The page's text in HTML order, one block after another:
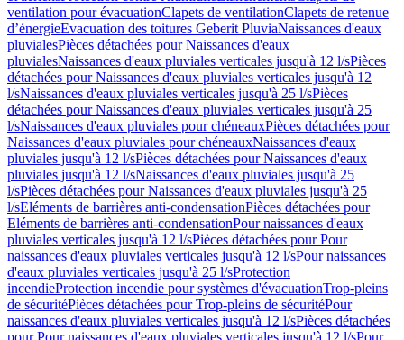
ventilation pour évacuationClapets de ventilationClapets de retenue
d’énergieEvacuation des toitures Geberit PluviaNaissances d'eaux
pluvialesPièces détachées pour Naissances d'eaux
pluvialesNaissances d'eaux pluviales verticales jusqu'à 12 l/sPièces
détachées pour Naissances d'eaux pluviales verticales jusqu'à 12
l/sNaissances d'eaux pluviales verticales jusqu'à 25 l/sPièces
détachées pour Naissances d'eaux pluviales verticales jusqu'à 25
l/sNaissances d'eaux pluviales pour chéneauxPièces détachées pour
Naissances d'eaux pluviales pour chéneauxNaissances d'eaux
pluviales jusqu'à 12 l/sPièces détachées pour Naissances d'eaux
pluviales jusqu'à 12 l/sNaissances d'eaux pluviales jusqu'à 25
l/sPièces détachées pour Naissances d'eaux pluviales jusqu'à 25
l/sEléments de barrières anti-condensationPièces détachées pour
Eléments de barrières anti-condensationPour naissances d'eaux
pluviales verticales jusqu'à 12 l/sPièces détachées pour Pour
naissances d'eaux pluviales verticales jusqu'à 12 l/sPour naissances
d'eaux pluviales verticales jusqu'à 25 l/sProtection
incendieProtection incendie pour systèmes d'évacuationTrop-pleins
de sécuritéPièces détachées pour Trop-pleins de sécuritéPour
naissances d'eaux pluviales verticales jusqu'à 12 l/sPièces détachées
pour Pour naissances d'eaux pluviales verticales jusqu'à 12 l/sPour